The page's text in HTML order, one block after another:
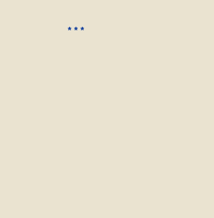
* * *